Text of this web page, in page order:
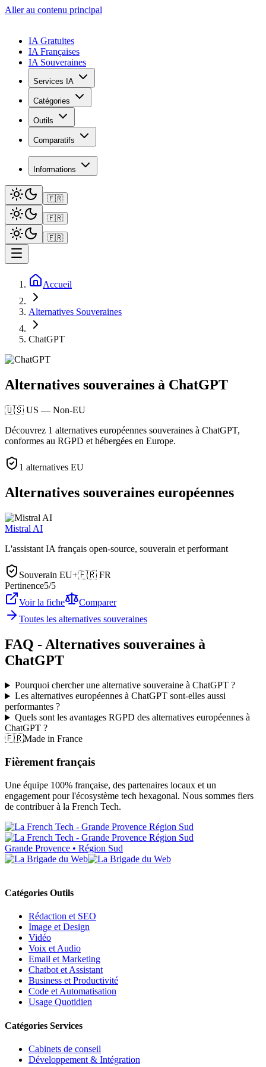
Aller au contenu principal
IA Gratuites
IA Françaises
IA Souveraines
Services IA
Catégories
Outils
Comparatifs
Informations
🇫🇷
🇫🇷
🇫🇷
Accueil
Alternatives Souveraines
ChatGPT
Alternatives souveraines à ChatGPT
🇺🇸 US — Non-EU
Découvrez 1 alternatives européennes souveraines à ChatGPT,
conformes au RGPD et hébergées en Europe.
1 alternatives EU
Alternatives souveraines européennes
Mistral AI
L'assistant IA français open-source, souverain et performant
Souverain EU+🇫🇷 FR
Pertinence5/5
Voir la fiche
Comparer
Toutes les alternatives souveraines
FAQ - Alternatives souveraines à
ChatGPT
Pourquoi chercher une alternative souveraine à ChatGPT ?
Les alternatives européennes à ChatGPT sont-elles aussi
performantes ?
Quels sont les avantages RGPD des alternatives européennes à
ChatGPT ?
🇫🇷Made in France
Fièrement français
Une équipe 100% française, des partenaires locaux et un
engagement pour l'écosystème tech hexagonal. Nous sommes fiers
de contribuer à la French Tech.
Grande Provence • Région Sud
Catégories Outils
Rédaction et SEO
Image et Design
Vidéo
Voix et Audio
Email et Marketing
Chatbot et Assistant
Business et Productivité
Code et Automatisation
Usage Quotidien
Catégories Services
Cabinets de conseil
Développement & Intégration